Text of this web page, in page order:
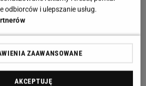
odbiorców i ulepszanie usług.
ZAAWANSOWANE
AKCEPTUJĘ